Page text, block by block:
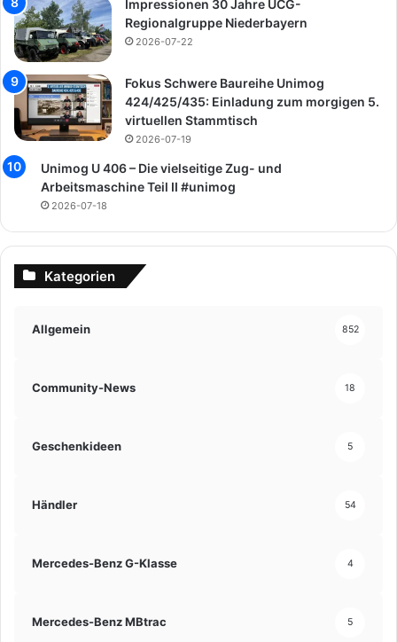
Impressionen 30 Jahre UCG-
Regionalgruppe Niederbayern
2026-07-22
Fokus Schwere Baureihe Unimog
424/425/435: Einladung zum morgigen 5.
virtuellen Stammtisch
2026-07-19
Unimog U 406 – Die vielseitige Zug- und
Arbeitsmaschine Teil II #unimog
2026-07-18
Kategorien
Allgemein 852
Community-News 18
Geschenkideen 5
Händler 54
Mercedes-Benz G-Klasse 4
Mercedes-Benz MBtrac 5